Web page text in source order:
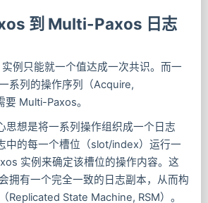
到 Multi-Paxos 日志
例只能就一个值达成一次共识。而一
系列的操作序列（Acquire,
Multi-Paxos。
思想是将一系列操作组织成一个日志
中的每一个槽位（slot/index）运行一
实例来确定该槽位的操作内容。这
拥有一个完全一致的日志副本，从而构
Replicated State Machine, RSM）。